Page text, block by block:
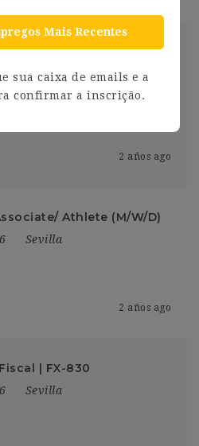
Mención En Pedagogía
Sevilla
2 años ago
Athlete (M/W/D)
Sevilla
2 años ago
| FX-830
Sevilla
Mais Recentes
sua caixa de emails e a
confirmar a inscrição.